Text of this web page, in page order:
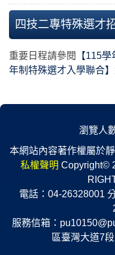
四技二專特殊選才
重要日程請參閱
【115
年制特殊選才入學聯合】
瀏覽人
本網站內容著作權屬於
私權聲明 Copyright©
電話：04-26328001
服務信箱：
區臺灣大道7